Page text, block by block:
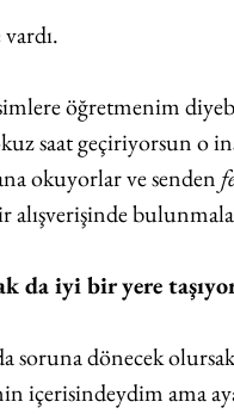
öğretmenim
saat geçiriyorsun
okuyorlar ve senden
da iyi bir yere
soruna dönecek
içerisindeydim ama